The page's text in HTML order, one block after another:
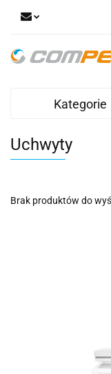
Kategorie
Uchwyty
Brak produktów do